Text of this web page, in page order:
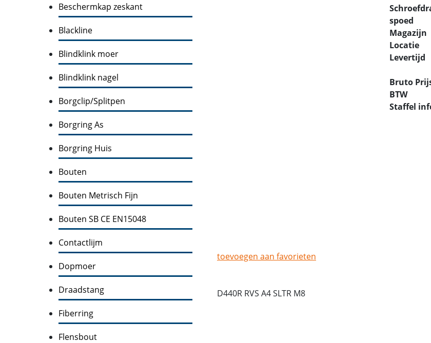
Beschermkap zeskant
Blackline
Blindklink moer
Blindklink nagel
Borgclip/Splitpen
Borgring As
Borgring Huis
Bouten
Bouten Metrisch Fijn
Bouten SB CE EN15048
Contactlijm
Dopmoer
Draadstang
Fiberring
Flensbout
spoed
Magazijn
Locatie
Levertijd
Bruto
BTW
Staffel
toevoegen aan favorieten
D440R RVS A4 SLTR M8